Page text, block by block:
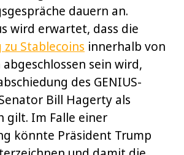
dauern an.
wird erwartet, dass die
zu Stablecoins innerhalb von
sein wird,
des GENIUS-
Bill Hagerty als
gilt. Im Falle einer
könnte Präsident Trump